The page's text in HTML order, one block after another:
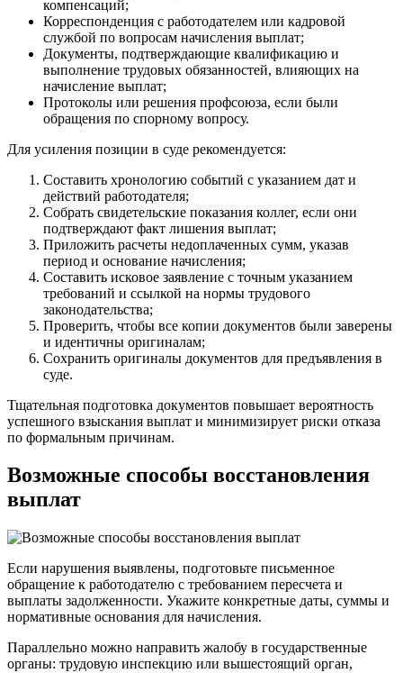
компенсаций;
Корреспонденция с работодателем или кадровой
службой по вопросам начисления выплат;
Документы, подтверждающие квалификацию и
выполнение трудовых обязанностей, влияющих на
начисление выплат;
Протоколы или решения профсоюза, если были
обращения по спорному вопросу.
Для усиления позиции в суде рекомендуется:
Составить хронологию событий с указанием дат и
действий работодателя;
Собрать свидетельские показания коллег, если они
подтверждают факт лишения выплат;
Приложить расчеты недоплаченных сумм, указав
период и основание начисления;
Составить исковое заявление с точным указанием
требований и ссылкой на нормы трудового
законодательства;
Проверить, чтобы все копии документов были заверены
и идентичны оригиналам;
Сохранить оригиналы документов для предъявления в
суде.
Тщательная подготовка документов повышает вероятность
успешного взыскания выплат и минимизирует риски отказа
по формальным причинам.
Возможные способы восстановления
выплат
Если нарушения выявлены, подготовьте письменное
обращение к работодателю с требованием пересчета и
выплаты задолженности. Укажите конкретные даты, суммы и
нормативные основания для начисления.
Параллельно можно направить жалобу в государственные
органы: трудовую инспекцию или вышестоящий орган,